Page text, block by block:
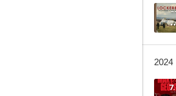
2024